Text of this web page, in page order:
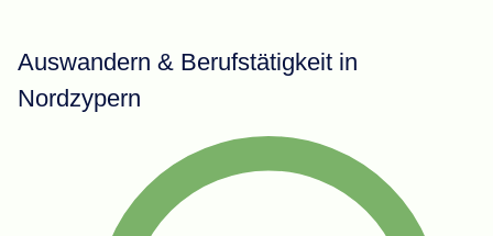
Auswandern & Berufstätigkeit in
Nordzypern